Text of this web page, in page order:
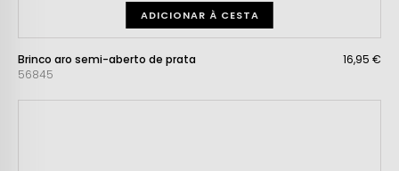
ADICIONAR À CESTA
Brinco aro semi-aberto de prata
56845
16,95 €